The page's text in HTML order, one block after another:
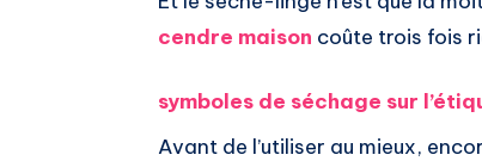
cendre maison coûte trois fois
symboles de séchage sur
Avant de l’utiliser au mieux,